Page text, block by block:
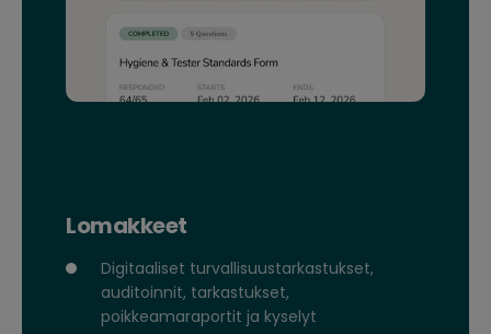
Lomakkeet
Digitaaliset turvallisuustarkastukset,
auditoinnit, tarkastukset,
poikkeamaraportit ja kyselyt